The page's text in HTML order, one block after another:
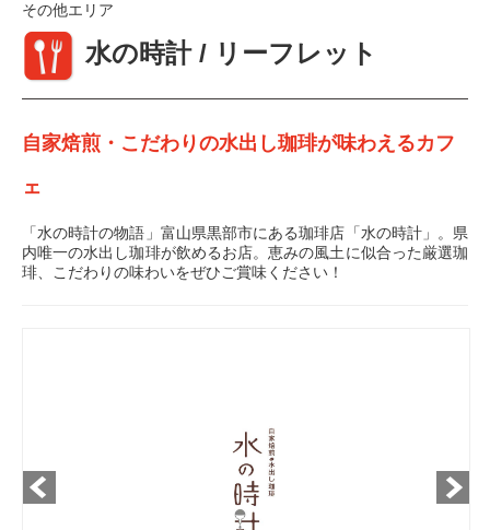
その他エリア
① 水の時計 / リーフレット
自家焙煎・こだわりの水出し珈琲が味わえるカフ
ェ
「水の時計の物語」富山県黒部市にある珈琲店「水の時計」。県
内唯一の水出し珈琲が飲めるお店。恵みの風土に似合った厳選珈
琲、こだわりの味わいをぜひご賞味ください！